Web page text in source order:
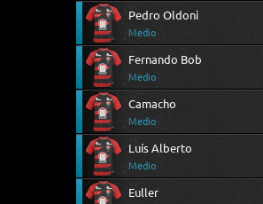
Pedro Oldoni
Medio
Fernando Bob
Medio
Camacho
Medio
Luís Alberto
Medio
Euller